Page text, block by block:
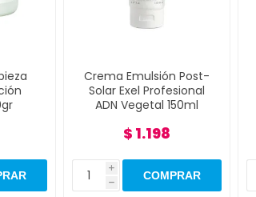
Crema Emulsión Post-
Solar Exel Profesional
ADN Vegetal 150ml
$ 1.198
i
h